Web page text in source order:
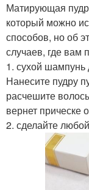
Матирующая
который можно
способов, но об
случаев, где вам
1. сухой шампунь
Нанесите пудру
расчешите
вернет прическе
2. сделайте